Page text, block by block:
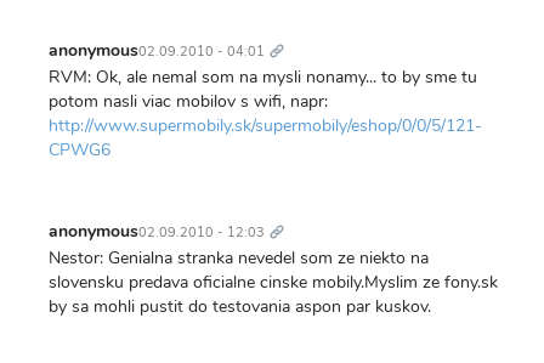
anonymous02.09.2010 - 04:01 odkaz
RVM: Ok, ale nemal som na mysli nonamy... to by sme tu
potom nasli viac mobilov s wifi, napr:
http://www.supermobily.sk/supermobily/eshop/0/0/5/121-
CPWG6
anonymous02.09.2010 - 12:03 odkaz
Nestor: Genialna stranka nevedel som ze niekto na
slovensku predava oficialne cinske mobily.Myslim ze fony.sk
by sa mohli pustit do testovania aspon par kuskov.